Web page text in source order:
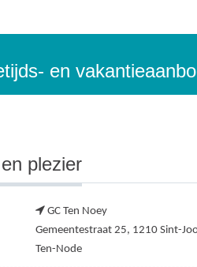
en
plezier
GC Ten Noey
Gemeentestraat 25, 1210 Sint-
Ten-Node